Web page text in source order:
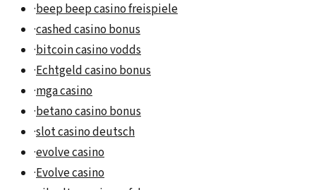
·beep beep casino freispiele
·cashed casino bonus
·bitcoin casino vodds
·Echtgeld casino bonus
·mga casino
·betano casino bonus
·slot casino deutsch
·evolve casino
·Evolve casino